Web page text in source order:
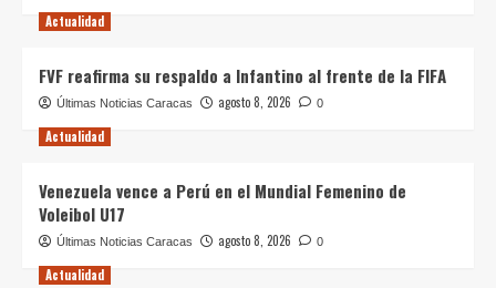
Actualidad
FVF reafirma su respaldo a Infantino al frente de la FIFA
Últimas Noticias Caracas agosto 8, 2026 0
Actualidad
Venezuela vence a Perú en el Mundial Femenino de
Voleibol U17
Últimas Noticias Caracas agosto 8, 2026 0
Actualidad